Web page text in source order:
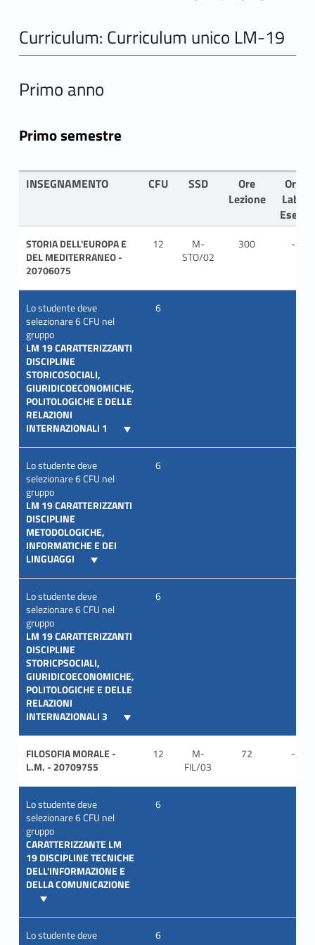
Curriculum: Curriculum unico LM-19
Primo anno
Primo semestre
INSEGNAMENTO CFU SSD
Ore
Lezione
Ore
Lab-
Eserc
STORIA DELL'EUROPA E
DEL MEDITERRANEO -
20706075
12
M-
STO/02
300 -
Lo studente deve
selezionare 6 CFU nel
gruppo
LM 19 CARATTERIZZANTI
DISCIPLINE
STORICOSOCIALI,
GIURIDICOECONOMICHE,
POLITOLOGICHE E DELLE
RELAZIONI
INTERNAZIONALI 1
6
Lo studente deve
selezionare 6 CFU nel
gruppo
LM 19 CARATTERIZZANTI
DISCIPLINE
METODOLOGICHE,
INFORMATICHE E DEI
LINGUAGGI
6
Lo studente deve
selezionare 6 CFU nel
gruppo
LM 19 CARATTERIZZANTI
DISCIPLINE
STORICPSOCIALI,
GIURIDICOECONOMICHE,
POLITOLOGICHE E DELLE
RELAZIONI
INTERNAZIONALI 3
6
FILOSOFIA MORALE -
L.M. - 20709755
12
M-
FIL/03
72 -
Lo studente deve
selezionare 6 CFU nel
gruppo
CARATTERIZZANTE LM
19 DISCIPLINE TECNICHE
DELL'INFORMAZIONE E
DELLA COMUNICAZIONE
6
Lo studente deve
6